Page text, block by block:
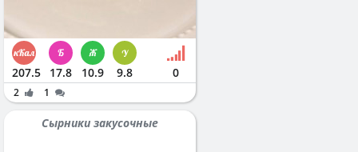
207.5 17.8 10.9 9.8 0
2 1
Сырники закусочные